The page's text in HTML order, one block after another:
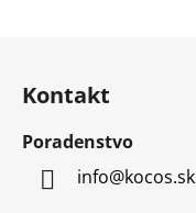
Kontakt
Poradenstvo
info@kocos.sk